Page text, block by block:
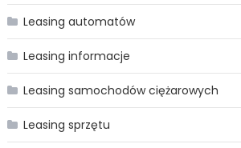
Leasing automatów
Leasing informacje
Leasing samochodów ciężarowych
Leasing sprzętu